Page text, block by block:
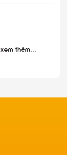
thêm...